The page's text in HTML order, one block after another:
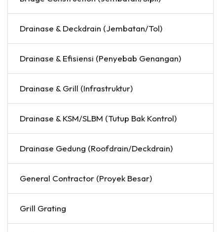
Drainase & Deckdrain (Jembatan/Tol)
Drainase & Efisiensi (Penyebab Genangan)
Drainase & Grill (Infrastruktur)
Drainase & KSM/SLBM (Tutup Bak Kontrol)
Drainase Gedung (Roofdrain/Deckdrain)
General Contractor (Proyek Besar)
Grill Grating